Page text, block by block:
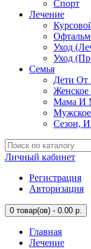
Спорт
Лечение
Уход
Уход
Семья
Дети От
Женское
Мама И
Мужское
Сезон,
Личный кабинет
Регистрация
Авторизация
0 товар(ов) - 0.00 р.
Главная
Лечение